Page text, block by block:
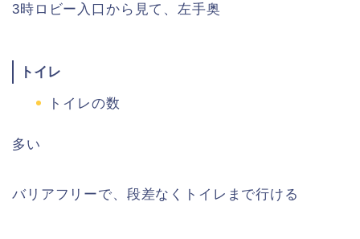
3時ロビー入口から見て、左手奥
トイレ
トイレの数
多い
バリアフリーで、段差なくトイレまで行ける